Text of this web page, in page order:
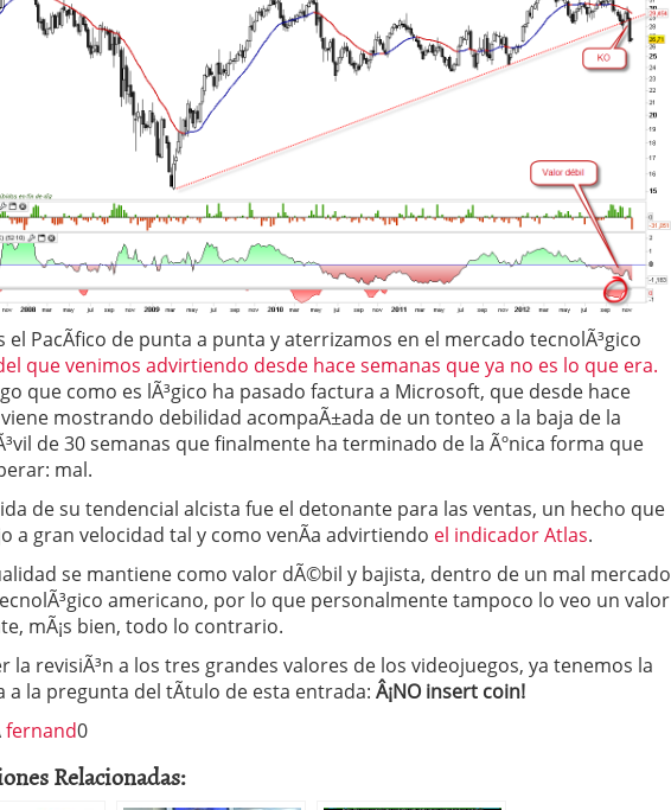
el PacÃ­fico de punta a punta y aterrizamos en el mercado tecnolÃ³gico
que venimos advirtiendo desde hace semanas que ya no es lo que era.
que como es lÃ³gico ha pasado factura a Microsoft, que desde hace
mostrando debilidad acompaÃ±ada de un tonteo a la baja de la
de 30 semanas que finalmente ha terminado de la Ãºnica forma que
mal.
de su tendencial alcista fue el detonante para las ventas, un hecho que
a gran velocidad tal y como venÃ­a advirtiendo el indicador Atlas.
se mantiene como valor dÃ©bil y bajista, dentro de un mal mercado
americano, por lo que personalmente tampoco lo veo un valor
mÃ¡s bien, todo lo contrario.
la revisiÃ³n a los tres grandes valores de los videojuegos, ya tenemos la
a la pregunta del tÃ­tulo de esta entrada: Â¡NO insert coin!
fernand0
Relacionadas: